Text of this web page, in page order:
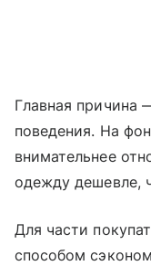
Главная причина
поведения. На
внимательнее
одежду дешевле,
Для части
способом